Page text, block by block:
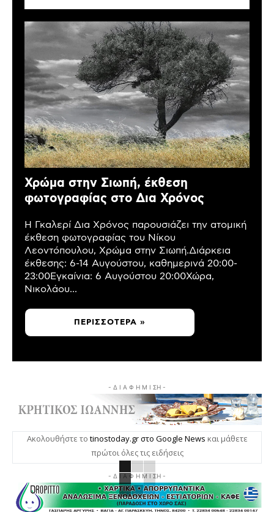
Χρώμα στην Σιωπή, έκθεση
φωτογραφίας στο Δια Χρόνος
Η Γκαλερί Δια Χρόνος παρουσιάζει την ατομική
έκθεση φωτογραφίας του Νίκου
Λεοντόπουλου, Χρώμα στην Σιωπή.Διάρκεια
έκθεσης: 6-14 Αυγούστου, καθημερινά 20:00-
23:00Εγκαίνια: 6 Αυγούστου 20:00Χώρα,
Νικολάου...
ΠΕΡΙΣΣΌΤΕΡΑ »
- Δ Ι Α Φ Η Μ Ι ΣΗ -
Ακολουθήστε το tinostoday.gr στο Google News και μάθετε
πρώτοι όλες τις ειδήσεις
- Δ Ι Α Φ Η Μ Ι ΣΗ -